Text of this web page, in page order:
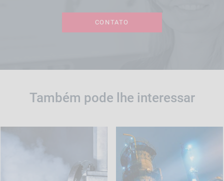
CONTATO
Também pode lhe interessar